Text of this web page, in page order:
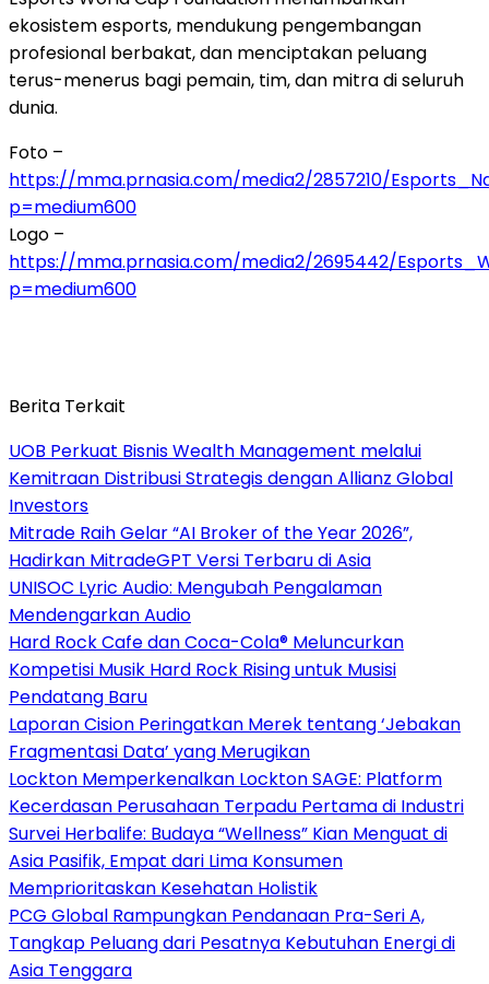
ekosistem esports, mendukung pengembangan
profesional berbakat, dan menciptakan peluang
terus-menerus bagi pemain, tim, dan mitra di seluruh
dunia.
Foto –
https://mma.prnasia.com/media2/2857210/
p=medium600
Logo –
https://mma.prnasia.com/media2/2695442/
p=medium600
Berita Terkait
UOB Perkuat Bisnis Wealth Management melalui
Kemitraan Distribusi Strategis dengan Allianz Global
Investors
Mitrade Raih Gelar “AI Broker of the Year 2026”,
Hadirkan MitradeGPT Versi Terbaru di Asia
UNISOC Lyric Audio: Mengubah Pengalaman
Mendengarkan Audio
Hard Rock Cafe dan Coca-Cola® Meluncurkan
Kompetisi Musik Hard Rock Rising untuk Musisi
Pendatang Baru
Laporan Cision Peringatkan Merek tentang ‘Jebakan
Fragmentasi Data’ yang Merugikan
Lockton Memperkenalkan Lockton SAGE: Platform
Kecerdasan Perusahaan Terpadu Pertama di Industri
Survei Herbalife: Budaya “Wellness” Kian Menguat di
Asia Pasifik, Empat dari Lima Konsumen
Memprioritaskan Kesehatan Holistik
PCG Global Rampungkan Pendanaan Pra-Seri A,
Tangkap Peluang dari Pesatnya Kebutuhan Energi di
Asia Tenggara